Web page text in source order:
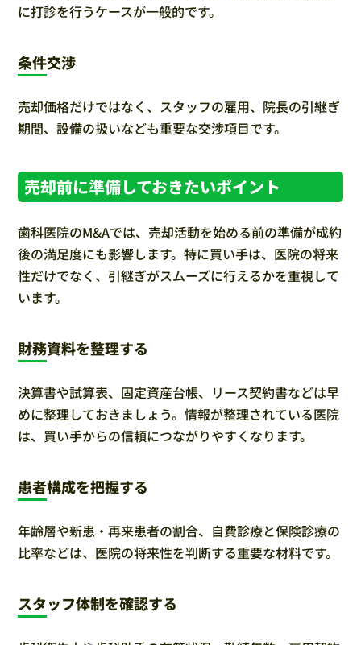
に打診を行うケースが一般的です。
条件交渉
売却価格だけではなく、スタッフの雇用、院長の引継ぎ
期間、設備の扱いなども重要な交渉項目です。
売却前に準備しておきたいポイント
歯科医院のM&Aでは、売却活動を始める前の準備が成約
後の満足度にも影響します。特に買い手は、医院の将来
性だけでなく、引継ぎがスムーズに行えるかを重視して
います。
財務資料を整理する
決算書や試算表、固定資産台帳、リース契約書などは早
めに整理しておきましょう。情報が整理されている医院
は、買い手からの信頼につながりやすくなります。
患者構成を把握する
年齢層や新患・再来患者の割合、自費診療と保険診療の
比率などは、医院の将来性を判断する重要な材料です。
スタッフ体制を確認する